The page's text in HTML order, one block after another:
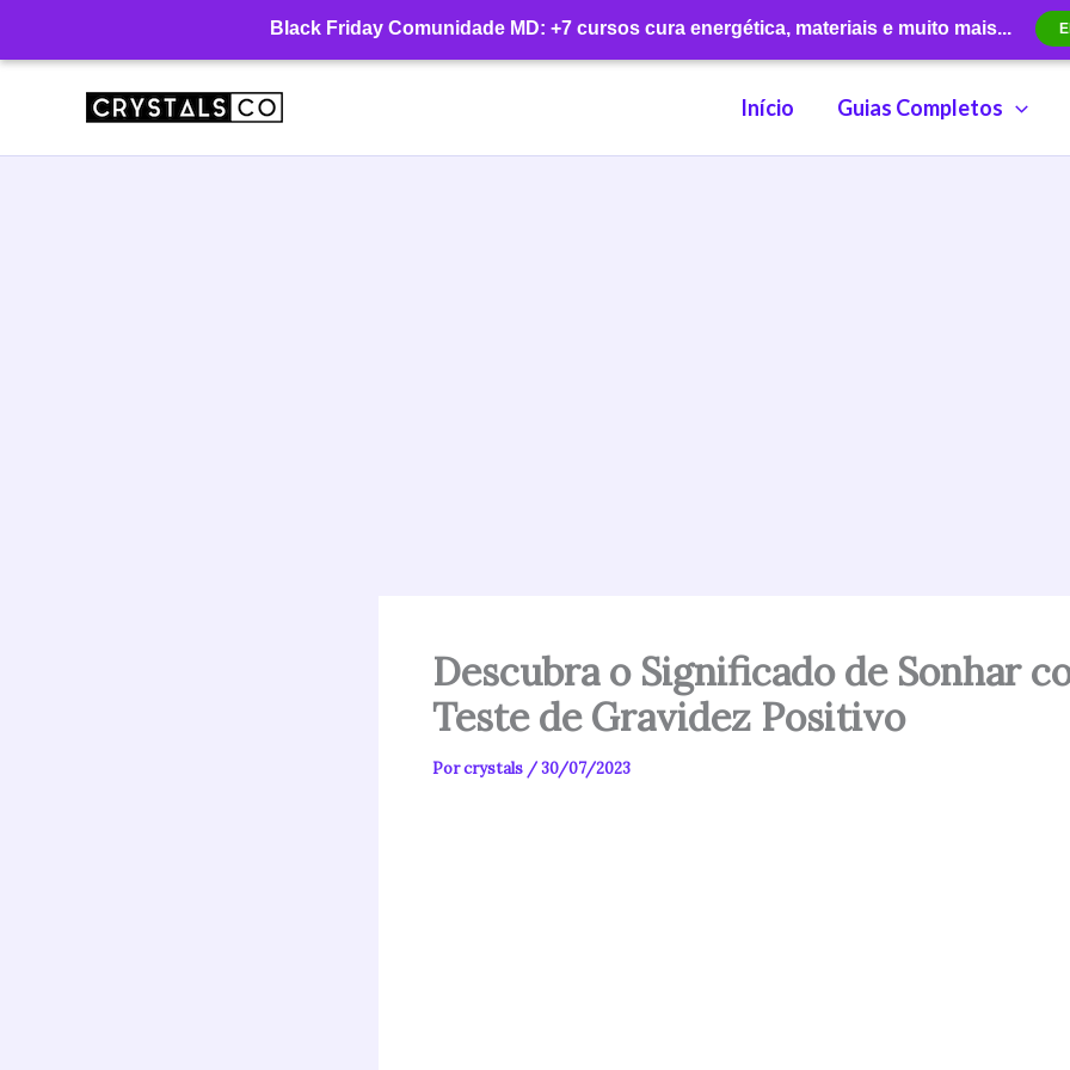
Black Friday Comunidade MD: +7 cursos cura energética, materiais e muito mais...
conteúdo
Início Guias Completos
Descubra o Significado de Sonhar
Teste de Gravidez Positivo
Porcrystals /30/07/2023